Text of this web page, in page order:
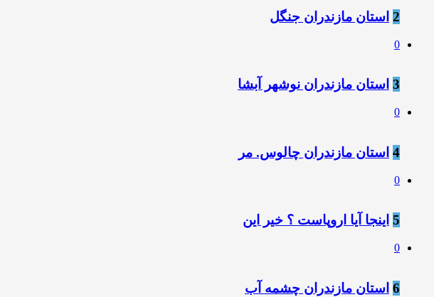
2 استان مازندران جنگل
0
3 استان مازندران نوشهر آبشا
0
4 استان مازندران چالوس. مر
0
5 اینجا آیا اروپاست ؟ خیر این
0
6 استان مازندران چشمه آب